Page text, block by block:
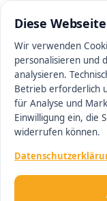
0800 5115117
Diese
Wir verwenden
personalisieren und
analysieren.
Betrieb erforderlich
für Analyse und
Einwilligung ein, die
widerrufen können.